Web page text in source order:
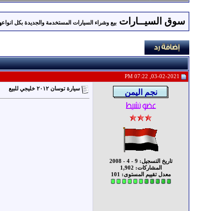
سوق السيــارات بيع وشراء السيارات المستخدمة والجديدة بكل
تاريخ التسجيل: 9 - 4 - 2008
المشاركات: 1,902
معدل تقييم المستوى:
101
سيارة توسان ٢٠١٢ خليجي للبيع